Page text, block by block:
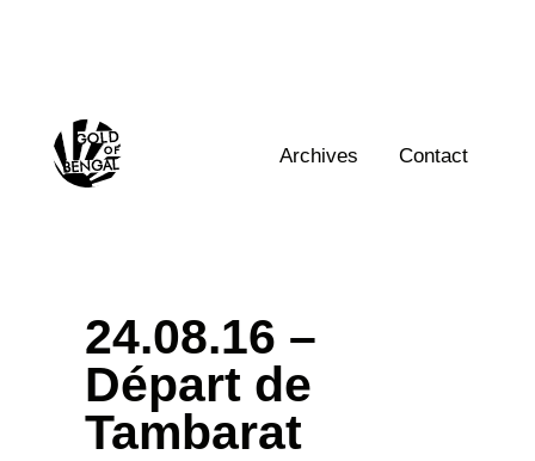
Archives
Contact
24.08.16 –
Départ de
Tambarat